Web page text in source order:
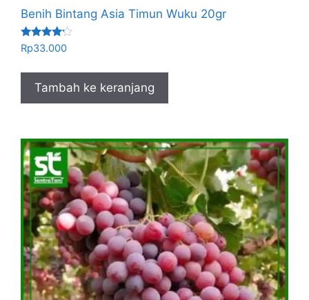
Benih Bintang Asia Timun Wuku 20gr
Dinilai
4.00
Rp33.000
Tambah ke keranjang